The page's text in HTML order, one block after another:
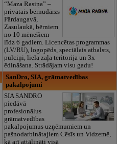
“Maza Rasiņa” –
privātais bērnudārzs
Pārdaugavā,
Zasulaukā, bērniem
no 10 mēnešiem
līdz 6 gadiem. Licencētas programmas
(LV/RU), logopēds, speciālais atbalsts,
pulciņi, liela zaļa teritorija un 3x
ēdināšana. Strādājam visu gadu!
SanDro, SIA, grāmatvedības
pakalpojumi
SIA SANDRO
piedāvā
profesionālus
grāmatvedības
pakalpojumus uzņēmumiem un
pašnodarbinātajiem Cēsīs un Vidzemē,
kā arī attālināti visā